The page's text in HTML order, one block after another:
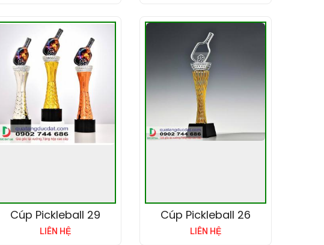
Cúp Pickleball 29
LIÊN HỆ
Cúp Pickleball 26
LIÊN HỆ